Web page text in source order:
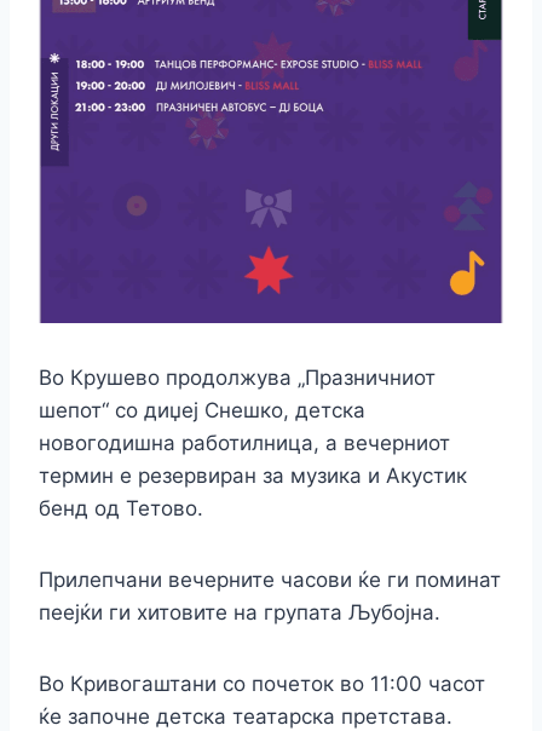
Во Крушево продолжува „Празничниот
шепот“ со диџеј Снешко, детска
новогодишна работилница, а вечерниот
термин е резервиран за музика и Акустик
бенд од Тетово.
Прилепчани вечерните часови ќе ги поминат
пеејќи ги хитовите на групата Љубојна.
Во Кривогаштани со почеток во 11:00 часот
ќе започне детска театарска претстава.